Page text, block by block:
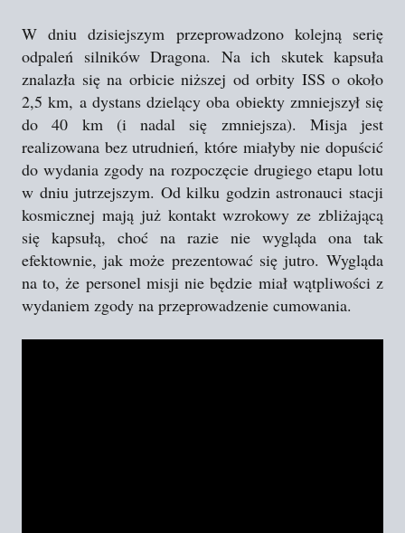
W dniu dzisiejszym przeprowadzono kolejną serię
odpaleń silników Dragona. Na ich skutek kapsuła
znalazła się na orbicie niższej od orbity ISS o około
2,5 km, a dystans dzielący oba obiekty zmniejszył się
do 40 km (i nadal się zmniejsza). Misja jest
realizowana bez utrudnień, które miałyby nie dopuścić
do wydania zgody na rozpoczęcie drugiego etapu lotu
w dniu jutrzejszym. Od kilku godzin astronauci stacji
kosmicznej mają już kontakt wzrokowy ze zbliżającą
się kapsułą, choć na razie nie wygląda ona tak
efektownie, jak może prezentować się jutro. Wygląda
na to, że personel misji nie będzie miał wątpliwości z
wydaniem zgody na przeprowadzenie cumowania.